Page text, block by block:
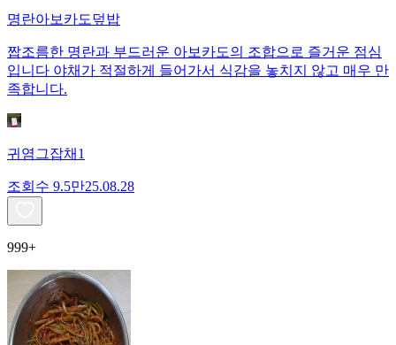
명란아보카도덮밥
짭조름한 명란과 부드러운 아보카도의 조합으로 즐거운 점심
입니다 야채가 적절하게 들어가서 식감을 놓치지 않고 매우 만
족합니다.
귀염그잡채1
조회수 9.5만25.08.28
999+